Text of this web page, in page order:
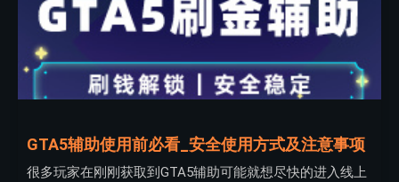
GTA5辅助使用前必看_安全使用方式及注意事项
很多玩家在刚刚获取到GTA5辅助可能就想尽快的进入线上